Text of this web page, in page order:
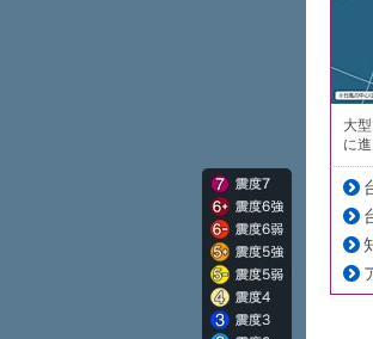
大
に